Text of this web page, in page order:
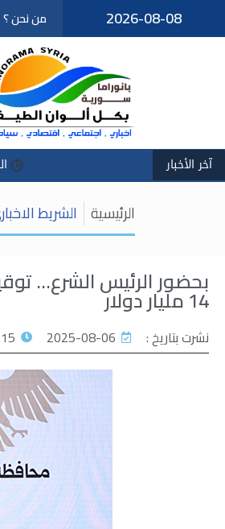
تخطى
2026-08-08 من نحن ؟
آخر الأخبار الرئيس الشرع
الرئيسية الشريط
بحضور الرئيس الشرع…
14 مليار دولار
نشرت بتاريخ : 2025-08-06